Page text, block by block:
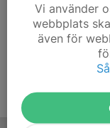
Vi använder
webbplats
även för